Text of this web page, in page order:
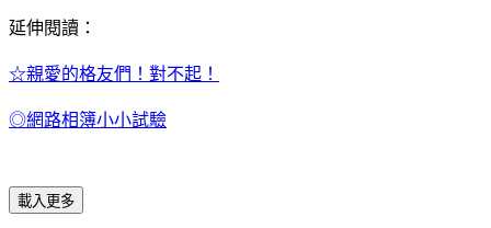
延伸閱讀：
☆親愛的格友們！對不起！
◎網路相簿小小試驗
載入更多